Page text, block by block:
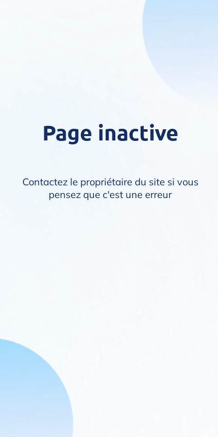
Page inactive
Contactez le propriétaire du site si vous
pensez que c'est une erreur